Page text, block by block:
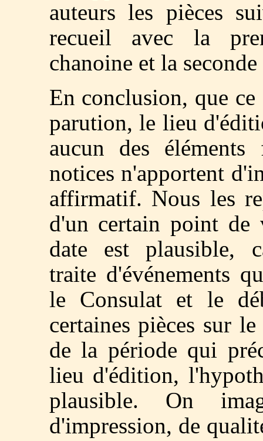
auteurs les pièces
recueil avec la
chanoine et la
En conclusion, que
parution, le lieu
aucun des
notices n'apportent
affirmatif. Nous les
d'un certain point de
date est plausible,
traite d'événements
le Consulat et le
certaines pièces sur
de la période qui
lieu d'édition,
plausible. On
d'impression, de